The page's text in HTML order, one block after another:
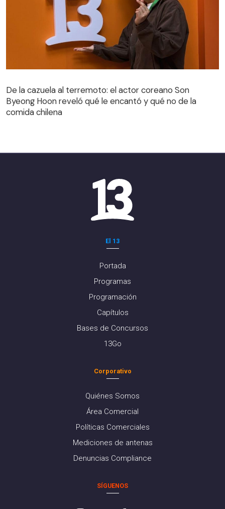
De la cazuela al terremoto: el actor coreano Son
Byeong Hoon reveló qué le encantó y qué no de la
comida chilena
El 13
Portada
Programas
Programación
Capítulos
Bases de Concursos
13Go
Corporativo
Quiénes Somos
Área Comercial
Políticas Comerciales
Mediciones de antenas
Denuncias Compliance
SÍGUENOS